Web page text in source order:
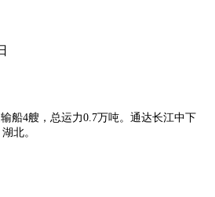
船4艘，总运力0.7万吨。通达长江中下
北。